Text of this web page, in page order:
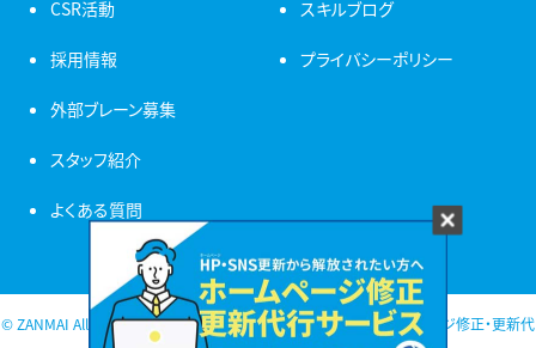
CSR活動
採用情報
外部ブレーン募集
スタッフ紹介
よくある質問
スキルブログ
プライバシーポリシー
© ZANMAI All Rights Reserved. 新潟 ホームページ制作・ホームページ修正・更新代